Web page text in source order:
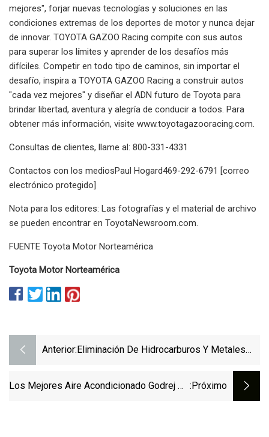
mejores", forjar nuevas tecnologías y soluciones en las
condiciones extremas de los deportes de motor y nunca dejar
de innovar. TOYOTA GAZOO Racing compite con sus autos
para superar los límites y aprender de los desafíos más
difíciles. Competir en todo tipo de caminos, sin importar el
desafío, inspira a TOYOTA GAZOO Racing a construir autos
"cada vez mejores" y diseñar el ADN futuro de Toyota para
brindar libertad, aventura y alegría de conducir a todos. Para
obtener más información, visite www.toyotagazooracing.com.
Consultas de clientes, llame al: 800-331-4331
Contactos con los mediosPaul Hogard469-292-6791 [correo
electrónico protegido]
Nota para los editores: Las fotografías y el material de archivo
se pueden encontrar en ToyotaNewsroom.com.
FUENTE Toyota Motor Norteamérica
Toyota Motor Norteamérica
Anterior: Eliminación De Hidrocarburos Y Metales
Métodos Modernos De Nanotecnología
Los Mejores Aire Acondicionado Godrej De :próximo